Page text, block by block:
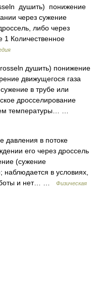
душить) понижение
через сужение
либо через
1 Количественное
душить) понижение
движущегося газа
в трубе или
дросселирование
температуры… …
давления в потоке
его через дроссель
(сужение
наблюдается в условиях,
и нет… …
Физическая